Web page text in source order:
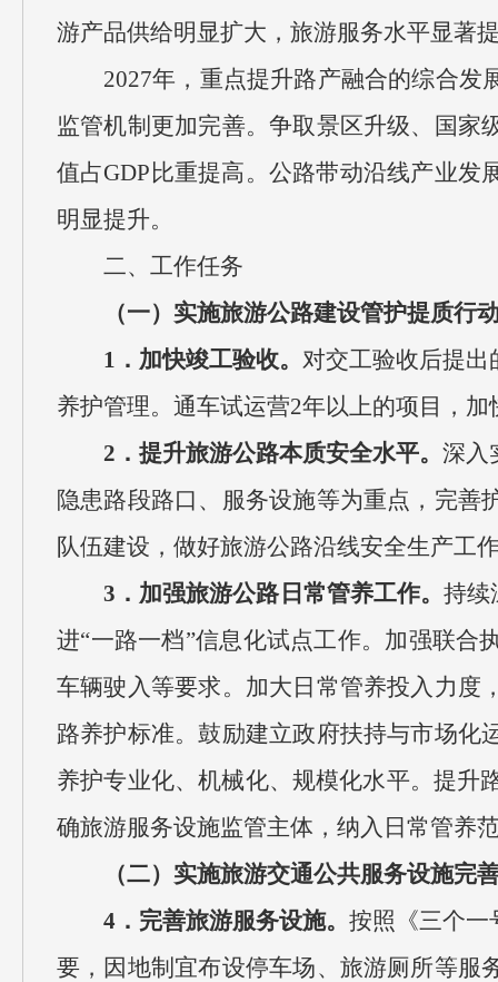
游产品供给明显扩大，旅游服务水平显著
2027年，重点提升路产融合的综合
监管机制更加完善。争取景区升级、国家
值占GDP比重提高。公路带动沿线产业
明显提升。
二、工作任务
（一）实施旅游公路建设管护提质行
1．加快竣工验收。 对交工验收后提出
养护管理。通车试运营2年以上的项目，
2．提升旅游公路本质安全水平。 深入
隐患路段路口、服务设施等为重点，完善
队伍建设，做好旅游公路沿线安全生产工
3．加强旅游公路日常管养工作。 持续
进“一路一档”信息化试点工作。加强联合
车辆驶入等要求。加大日常管养投入力度
路养护标准。鼓励建立政府扶持与市场化
养护专业化、机械化、规模化水平。提升
确旅游服务设施监管主体，纳入日常管养
（二）实施旅游交通公共服务设施完
4．完善旅游服务设施。 按照《三个一
要，因地制宜布设停车场、旅游厕所等服